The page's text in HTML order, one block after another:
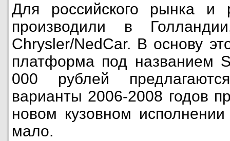
Для российского рынка и
производили в
Chrysler/NedCar. В основу
платформа под названием
000 рублей
варианты 2006-2008 годов
новом кузовном
мало.